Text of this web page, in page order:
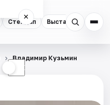
Стендап Выставки
×
☾
Владимир Кузьмин